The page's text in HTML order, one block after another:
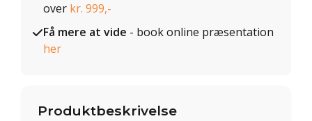
over kr. 999,-
Få mere at vide - book online præsentation
her
Produktbeskrivelse